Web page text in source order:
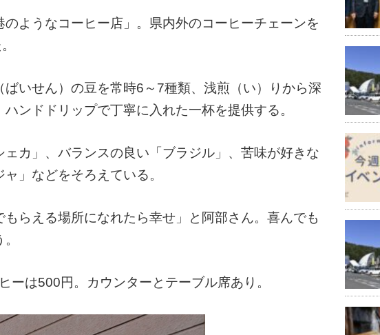
ようなコーヒー店」。県内外のコーヒーチェーンを
いせん）の豆を常時6～7種類、浅煎（い）りから深
ンドドリップで丁寧に入れた一杯を提供する。
カ」、バランスの良い「ブラジル」、苦味が好きな
」などをそろえている。
らえる場所になれたら幸せ」と阿部さん。喜んでも
は500円。カウンターとテーブル席あり。